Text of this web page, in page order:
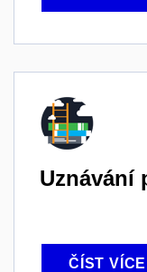
Uznávání
ČÍST VÍCE